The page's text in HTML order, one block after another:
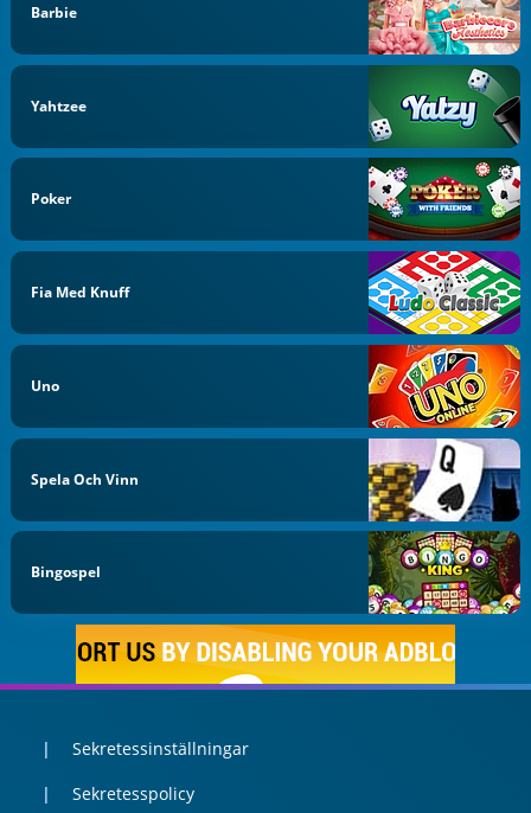
Barbie
Yahtzee
Poker
Fia Med Knuff
Uno
Spela Och Vinn
Bingospel
Sekretessinställningar
Sekretesspolicy